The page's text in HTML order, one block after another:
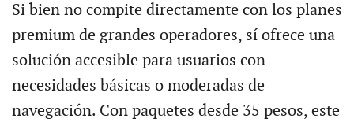
Si bien no compite directamente con los planes
premium de grandes operadores, sí ofrece una
solución accesible para usuarios con
necesidades básicas o moderadas de
navegación. Con paquetes desde 35 pesos, este